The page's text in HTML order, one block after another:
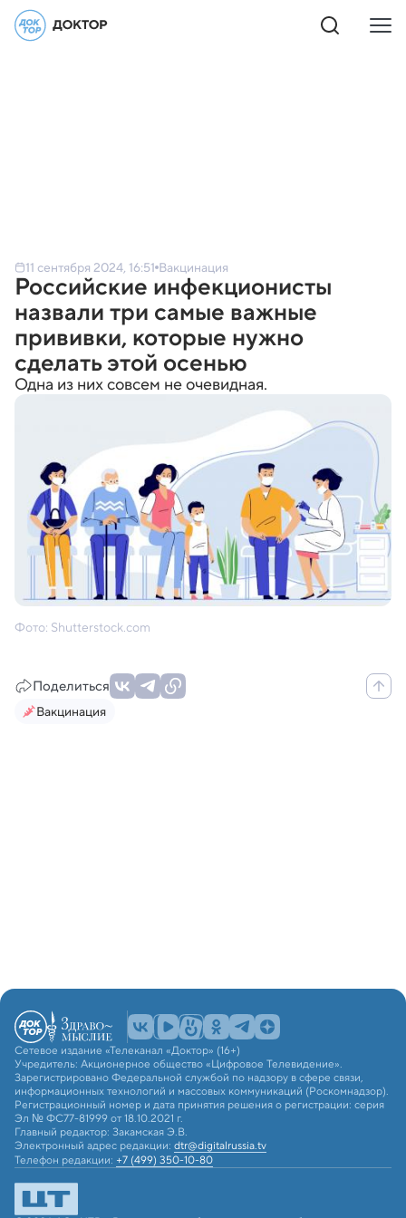
11 сентября 2024, 16:51 Вакцинация
Российские инфекционисты
назвали три самые важные
прививки, которые нужно
сделать этой осенью
Одна из них совсем не очевидная.
Фото: Shutterstock.com
Поделиться
Вакцинация
Сетевое издание «Телеканал «Доктор» (16+)
Учредитель: Акционерное общество «Цифровое Телевидение».
Зарегистрировано Федеральной службой по надзору в сфере связи,
информационных технологий и массовых коммуникаций (Роскомнадзор).
Регистрационный номер и дата принятия решения о регистрации: серия
Эл № ФС77-81999 от 18.10.2021 г.
Главный редактор: Закамская Э.В.
Электронный адрес редакции: dtr@digitalrussia.tv
Телефон редакции: +7 (499) 350-10-80